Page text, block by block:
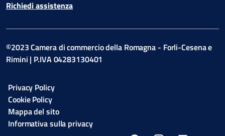
Richiedi assistenza
©2023 Camera di commercio della Romagna - Forli-Cesena e
Rimini | P.IVA 04283130401
Privacy Policy
Cookie Policy
Mappa del sito
Informativa sulla privacy